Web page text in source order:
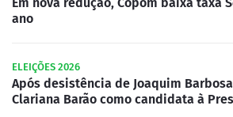
Em nova redução, Copom baixa taxa
ano
ELEIÇÕES 2026
Após desistência de Joaquim
Clariana Barão como candidata à